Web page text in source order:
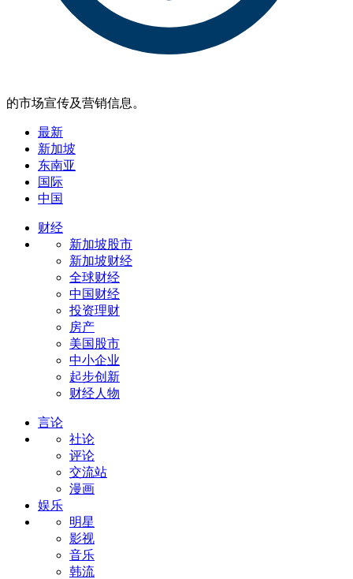
的市场宣传及营销信息。
最新
新加坡
东南亚
国际
中国
财经
新加坡股市
新加坡财经
全球财经
中国财经
投资理财
房产
美国股市
中小企业
起步创新
财经人物
言论
社论
评论
交流站
漫画
娱乐
明星
影视
音乐
韩流